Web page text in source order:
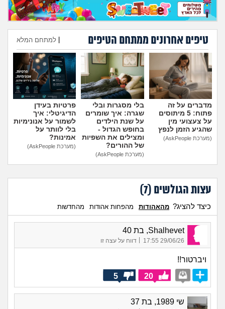
מה שעובר עליי
שומרים על הגוף
פיננסי וכלכלה
בין הסדינים
חיות מחמד
יוקר המחיה
טיפים אחרונים ממתחם הטיפים למתחם המלא
הוספת טיפ
מדברים על זה
פתוח: 5 מיתוסים
על צעצועי מין
שהגיע הזמן לנפץ
(מערכת AskPeople)
בלי מסגרות ובלי
שגרה: איך שומרים
על שנת הילדים
בחופש הגדול -
ומצילים את השפיות
של ההורים?
(מערכת AskPeople)
פרטיות בעידן
הדיגיטלי: איך
לשמור על אנונימיות
בלי לוותר על
אמינות?
(מערכת AskPeople)
עצות הגולשים (7
)
כיצד להציג? מהאהודות מהפחות אהודות מהחדשות
Shalhevet, בת 40
29/06/26 17:55
| דווח על עצה זו
ויברטור!!
20
5
שי 1989, בת 37